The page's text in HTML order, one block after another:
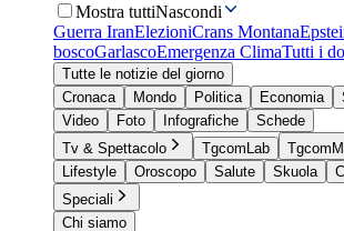
Mostra tuttiNascondi
Guerra IranElezioniCrans Montana
boscoGarlascoEmergenza ClimaTutti i
Tutte le notizie del giorno
Cronaca
Mondo Politica Economia
Video
Foto Infografiche
Schede
Tv & Spettacolo
TgcomLab
Lifestyle
Oroscopo Salute Skuola
Speciali
Chi siamo